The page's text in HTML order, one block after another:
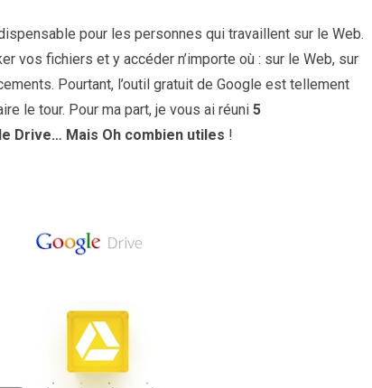
pour les personnes qui travaillent sur le Web.
vos fichiers et y accéder n’importe où : sur le Web, sur
Pourtant, l’outil gratuit de Google est tellement
le tour. Pour ma part, je vous ai réuni 5
Drive… Mais Oh combien utiles !